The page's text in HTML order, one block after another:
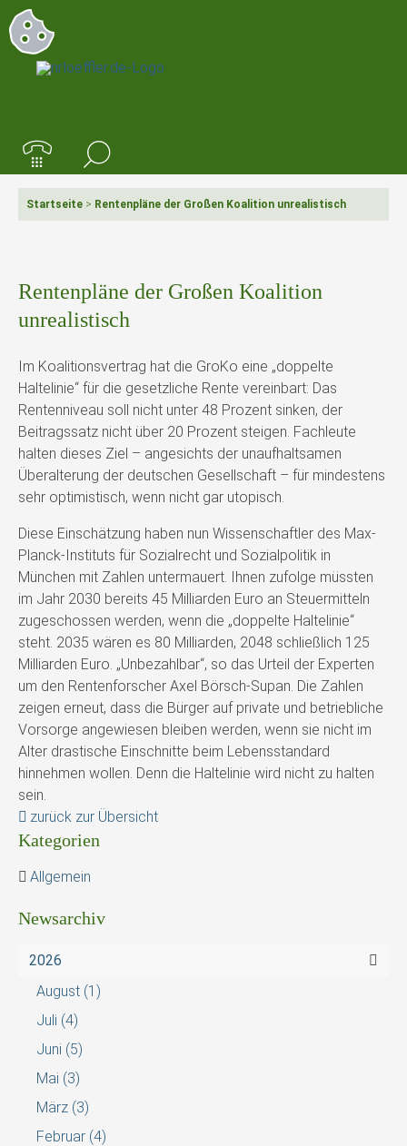
Startseite > Rentenpläne der Großen Koalition unrealistisch
Rentenpläne der Großen Koalition
unrealistisch
Im Koalitionsvertrag hat die GroKo eine „doppelte
Haltelinie“ für die gesetzliche Rente vereinbart: Das
Rentenniveau soll nicht unter 48 Prozent sinken, der
Beitragssatz nicht über 20 Prozent steigen. Fachleute
halten dieses Ziel – angesichts der unaufhaltsamen
Überalterung der deutschen Gesellschaft – für mindestens
sehr optimistisch, wenn nicht gar utopisch.
Diese Einschätzung haben nun Wissenschaftler des Max-
Planck-Instituts für Sozialrecht und Sozialpolitik in
München mit Zahlen untermauert. Ihnen zufolge müssten
im Jahr 2030 bereits 45 Milliarden Euro an Steuermitteln
zugeschossen werden, wenn die „doppelte Haltelinie“
steht. 2035 wären es 80 Milliarden, 2048 schließlich 125
Milliarden Euro. „Unbezahlbar“, so das Urteil der Experten
um den Rentenforscher Axel Börsch-Supan. Die Zahlen
zeigen erneut, dass die Bürger auf private und betriebliche
Vorsorge angewiesen bleiben werden, wenn sie nicht im
Alter drastische Einschnitte beim Lebensstandard
hinnehmen wollen. Denn die Haltelinie wird nicht zu halten
sein.
zurück zur Übersicht
Kategorien
Allgemein
Newsarchiv
2026
August (1)
Juli (4)
Juni (5)
Mai (3)
März (3)
Februar (4)